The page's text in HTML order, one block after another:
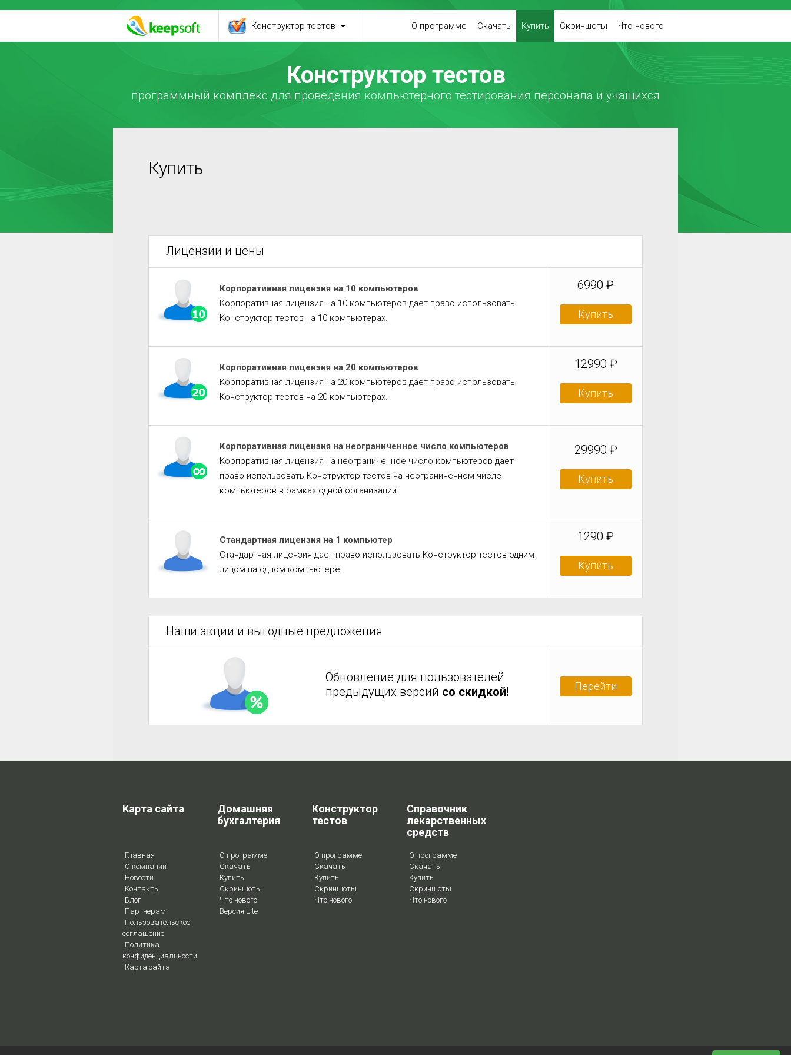
Конструктор тестов О программе Скачать Купить Скриншоты Что нового
Конструктор тестов
программный комплекс для проведения компьютерного тестирования персонала и учащихся
Купить
Лицензии и цены
Корпоративная лицензия на 10 компьютеров
Корпоративная лицензия на 10 компьютеров дает право использовать
Конструктор тестов на 10 компьютерах.
6990 ₽
Купить
Корпоративная лицензия на 20 компьютеров
Корпоративная лицензия на 20 компьютеров дает право использовать
Конструктор тестов на 20 компьютерах.
12990 ₽
Купить
Корпоративная лицензия на неограниченное число компьютеров
Корпоративная лицензия на неограниченное число компьютеров дает
право использовать Конструктор тестов на неограниченном числе
компьютеров в рамках одной организации.
29990 ₽
Купить
Стандартная лицензия на 1 компьютер
Стандартная лицензия дает право использовать Конструктор тестов одним
лицом на одном компьютере
1290 ₽
Купить
Наши акции и выгодные предложения
Обновление для пользователей
предыдущих версий со скидкой! Перейти
Карта сайта
Главная
О компании
Новости
Контакты
Блог
Партнерам
Пользовательское
соглашение
Политика
конфиденциальности
Карта сайта
Домашняя
бухгалтерия
О программе
Скачать
Купить
Скриншоты
Что нового
Версия Lite
Конструктор
тестов
О программе
Скачать
Купить
Скриншоты
Что нового
Справочник
лекарственных
средств
О программе
Скачать
Купить
Скриншоты
Что нового